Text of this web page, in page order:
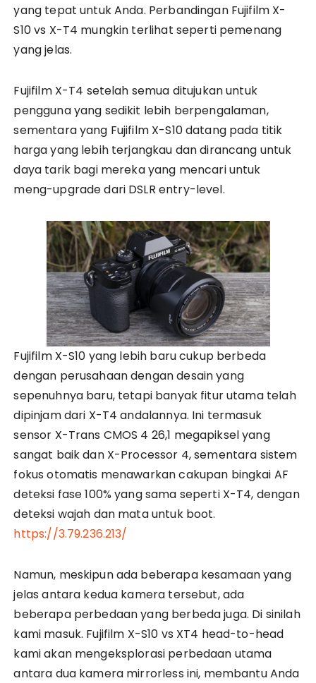
yang tepat untuk Anda. Perbandingan Fujifilm X-
S10 vs X-T4 mungkin terlihat seperti pemenang
yang jelas.
Fujifilm X-T4 setelah semua ditujukan untuk
pengguna yang sedikit lebih berpengalaman,
sementara yang Fujifilm X-S10 datang pada titik
harga yang lebih terjangkau dan dirancang untuk
daya tarik bagi mereka yang mencari untuk
meng-upgrade dari DSLR entry-level.
Fujifilm X-S10 yang lebih baru cukup berbeda
dengan perusahaan dengan desain yang
sepenuhnya baru, tetapi banyak fitur utama telah
dipinjam dari X-T4 andalannya. Ini termasuk
sensor X-Trans CMOS 4 26,1 megapiksel yang
sangat baik dan X-Processor 4, sementara sistem
fokus otomatis menawarkan cakupan bingkai AF
deteksi fase 100% yang sama seperti X-T4, dengan
deteksi wajah dan mata untuk boot.
https://3.79.236.213/
Namun, meskipun ada beberapa kesamaan yang
jelas antara kedua kamera tersebut, ada
beberapa perbedaan yang berbeda juga. Di sinilah
kami masuk. Fujifilm X-S10 vs XT4 head-to-head
kami akan mengeksplorasi perbedaan utama
antara dua kamera mirrorless ini, membantu Anda